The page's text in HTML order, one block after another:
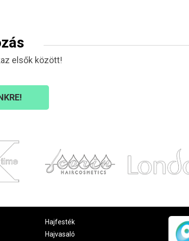
elsők között!
Hajfesték
Hajvasaló